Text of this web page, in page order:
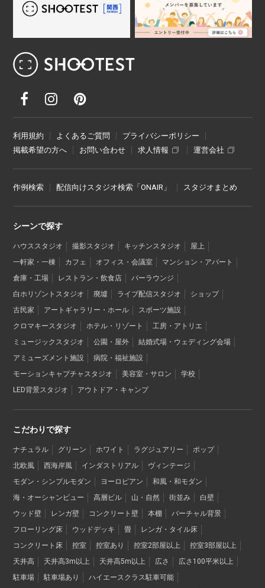
利用規約 よくあるご質問
プライバシーポリシー
掲載希望の方へ
お問い合わせ 求人情報 運営会社
作例検索 配信向けスタジオ検索「ONAIR」 スタジオまとめ
シーンで探す
ハウススタジオ 撮影スタジオ キッチンスタジオ
屋上
一軒家・一棟
カフェ オフィス・会議室
マンション・アパート
倉庫・工場
レストラン・飲食店
バーラウンジ
白ホリゾントスタジオ
廃墟 ライブ配信スタジオ
ショップ
古民家
アートギャラリー・ホール
スポーツ施設
クロマキースタジオ
ホテル・リゾート
工房・アトリエ
ミュージックスタジオ
公園・屋外
結婚式場・ウェディング会場
アミューズメント施設
病院・福祉施設
モーションキャプチャスタジオ
美容室・サロン
学校
LED背景スタジオ
アウトドア・キャンプ
こだわりで探す
ナチュラル グリーン ホワイト ラグジュアリー
ポップ
北欧風
西海岸風 インダストリアル
ヴィンテージ
モダン・シンプルモダン
ヨーロピアン
和風・和モダン
海・オーシャンビュー
高層ビル 山・自然 街並み
白壁
ウッド壁
レンガ壁 コンクリート壁 本棚
バーチャル背景
フローリング床
ウッドデッキ 畳
レンガ・タイル床
コンクリート床
控室 控室あり 控室2部屋以上
控室3部屋以上
天井高
天井高3m以上 天井高5m以上 広さ
広さ100平米以上
駐車場
駐車場あり
ハイエースクラス駐車可能